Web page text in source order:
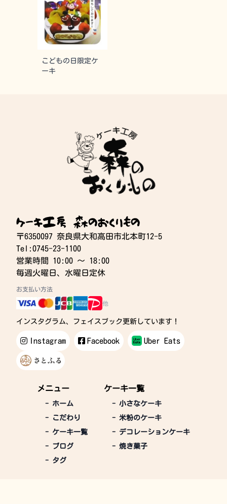
こどもの日限定ケ
ーキ
ケーキ工房 森のおくりもの
〒6350097 奈良県大和高田市北本町12-5
Tel:0745-23-1100
営業時間 10:00 〜 18:00
毎週火曜日、水曜日定休
お支払い方法
他
インスタグラム、フェイスブック更新しています！
Instagram Facebook Uber Eats
メニュー
- ホーム
-
こだわり
- ケーキ一覧
- ブログ
- タグ
ケーキ一覧
- 小さなケーキ
- 米粉のケーキ
- デコレーションケーキ
- 焼き菓子